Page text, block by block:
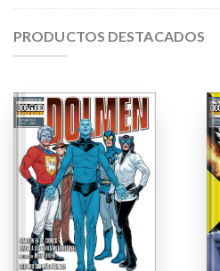
PRODUCTOS DESTACADOS